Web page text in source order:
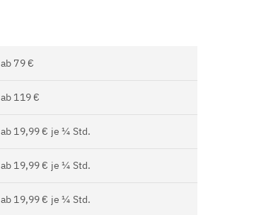
ab 79 €
ab 119 €
ab 19,99 € je ¼ Std.
ab 19,99 € je ¼ Std.
ab 19,99 € je ¼ Std.